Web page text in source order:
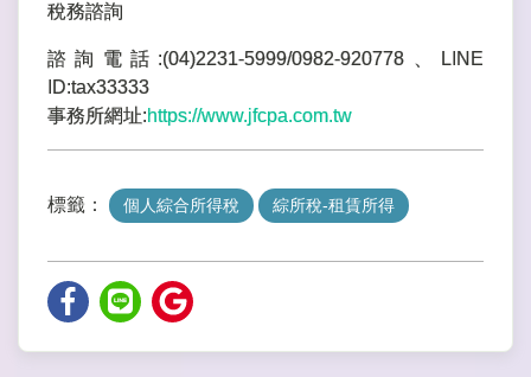
稅務諮詢
諮詢電話:(04)2231-5999/0982-920778、LINE
ID:tax33333
事務所網址:https://www.jfcpa.com.tw
標籤： 個人綜合所得稅 綜所稅-租賃所得